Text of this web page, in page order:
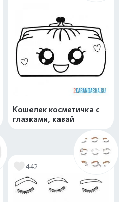
Кошелек косметичка с
глазками, кавай
442